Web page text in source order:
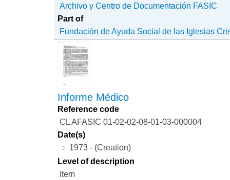
Archivo y Centro de Documentación FASIC
Part of
Fundación de Ayuda Social de las Iglesias
Informe Médico
Reference code
CL AFASIC 01-02-02-08-01-03-000004
Date(s)
1973 - (Creation)
Level of description
Item